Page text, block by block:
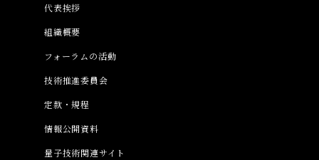
代表挨拶
組織概要
フォーラムの活動
技術推進委員会
定款・規程
情報公開資料
量子技術関連サイト